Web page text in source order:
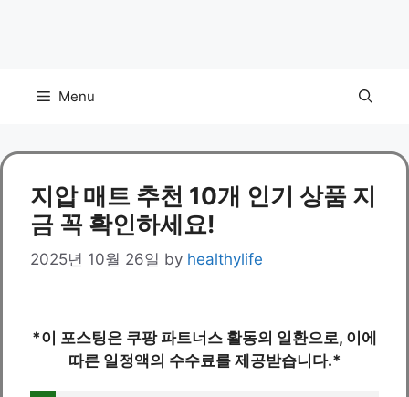
Menu
지압 매트 추천 10개 인기 상품 지
금 꼭 확인하세요!
2025년 10월 26일 by healthylife
*이 포스팅은 쿠팡 파트너스 활동의 일환으로, 이에
따른 일정액의 수수료를 제공받습니다.*